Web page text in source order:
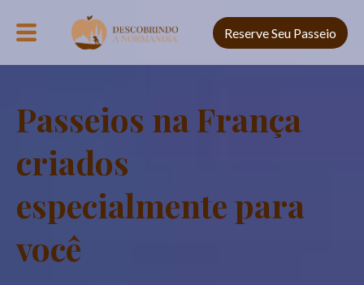
Reserve Seu Passeio
Passeios na França
criados
especialmente para
você